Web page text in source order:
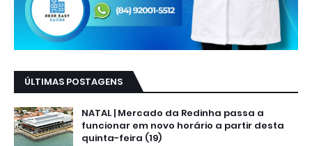
ÚLTIMAS POSTAGENS
NATAL | Mercado da Redinha passa a
funcionar em novo horário a partir desta
quinta-feira (19)